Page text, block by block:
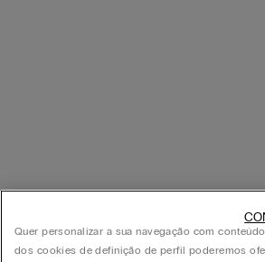
Quer personalizar a sua navegação com
dos cookies de definição de perfil poderemos